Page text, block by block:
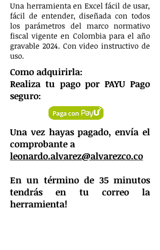
Una herramienta en Excel fácil de usar,
fácil de entender, diseñada con todos
los parámetros del marco normativo
fiscal vigente en Colombia para el año
gravable 2024. Con video instructivo de
uso.
Como adquirirla:
Realiza tu pago por PAYU Pago
seguro:
Una vez hayas pagado, envía el
comprobante a
leonardo.alvarez@alvarezco.co
En un términode 35 minutos
tendrás en tu correo la
herramienta!